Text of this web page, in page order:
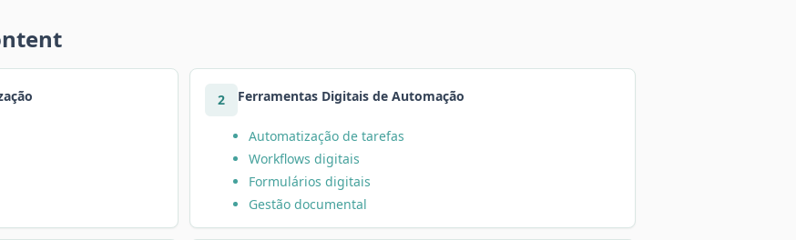
2 Ferramentas Digitais de Automação
Automatização de tarefas
Workflows digitais
Formulários digitais
Gestão documental